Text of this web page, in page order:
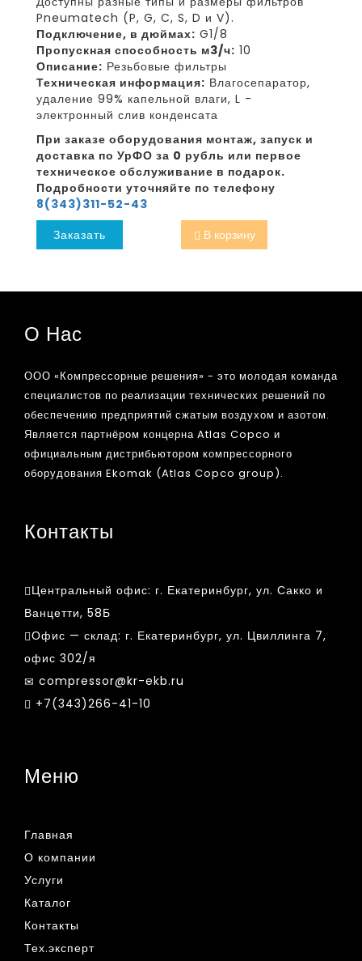
Pneumatech (P, G, C, S, D и V).
Подключение, в дюймах: G1/8
Пропускная способность м3/ч: 10
Описание: Резьбовые фильтры
Техническая информация: Влагосепаратор,
удаление 99% капельной влаги, L -
электронный слив конденсата
При заказе оборудования монтаж, запуск и
доставка по УрФО за 0 рубль или первое
техническое обслуживание в подарок.
Подробности уточняйте по телефону
8(343)311-52-43
Заказать
В корзину
О Нас
ООО «Компрессорные решения» - это молодая команда
специалистов по реализации технических решений по
обеспечению предприятий сжатым воздухом и азотом.
Является партнёром концерна Atlas Copco и
официальным дистрибьютором компрессорного
оборудования Ekomak (Atlas Copco group).
Контакты
Центральный офис: г. Екатеринбург, ул. Сакко и
Ванцетти, 58Б
Офис — склад: г. Екатеринбург, ул. Цвиллинга 7,
офис 302/я
compressor@kr-ekb.ru
+7(343)266-41-10
Меню
Главная
О компании
Услуги
Каталог
Контакты
Тех.эксперт